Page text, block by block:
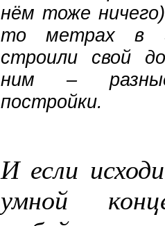
нём тоже
то метрах в
строили свой
ним –
постройки.
И если
умной